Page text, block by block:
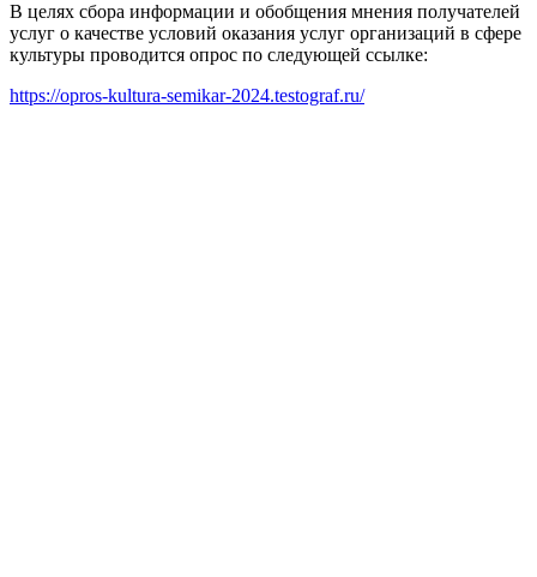
В целях сбора информации и обобщения мнения получателей
услуг о качестве условий оказания услуг организаций в сфере
культуры проводится опрос по следующей ссылке:
https://opros-kultura-semikar-2024.testograf.ru/